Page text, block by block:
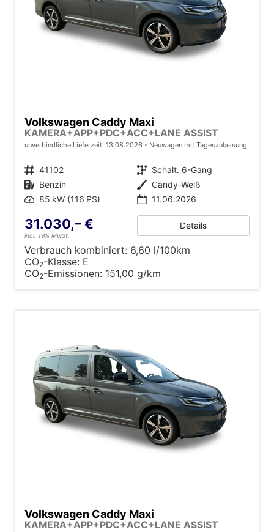
Volkswagen Caddy Maxi
KAMERA+APP+PDC+ACC+LANE ASSIST
unverbindliche Lieferzeit: 13.08.2026 Neuwagen mit Tageszulassung
Fahrzeugnr. 41102 Getriebe Schalt. 6-Gang
Kraftstoff Benzin Außenfarbe Candy-Weiß
Leistung 85 kW (116 PS) 11.06.2026
31.030,– €
incl. 19% MwSt.
Details
Verbrauch kombiniert: 6,60 l/100km
CO2-Klasse: E
CO2-Emissionen: 151,00 g/km
Volkswagen Caddy Maxi
KAMERA+APP+PDC+ACC+LANE ASSIST